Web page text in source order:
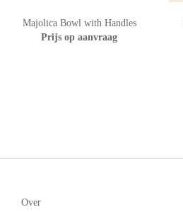
Majolica Bowl with Handles
Prijs op aanvraag
Over